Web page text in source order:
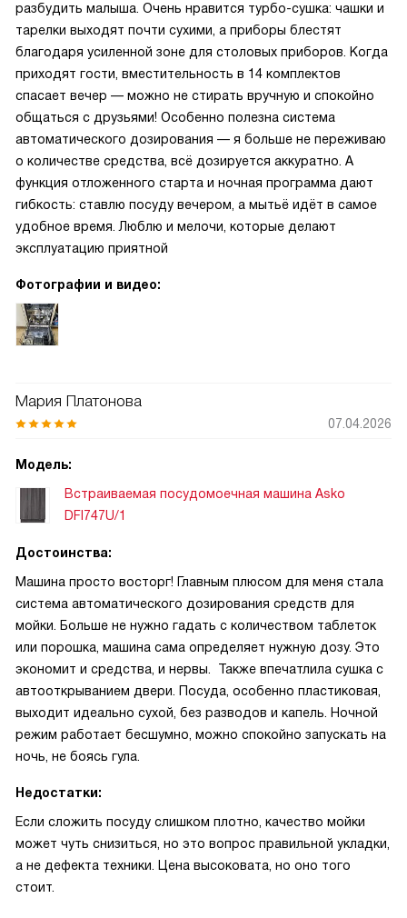
разбудить малыша. Очень нравится турбо-сушка: чашки и
тарелки выходят почти сухими, а приборы блестят
благодаря усиленной зоне для столовых приборов. Когда
приходят гости, вместительность в 14 комплектов
спасает вечер — можно не стирать вручную и спокойно
общаться с друзьями! Особенно полезна система
автоматического дозирования — я больше не переживаю
о количестве средства, всё дозируется аккуратно. А
функция отложенного старта и ночная программа дают
гибкость: ставлю посуду вечером, а мытьё идёт в самое
удобное время. Люблю и мелочи, которые делают
эксплуатацию приятной
Фотографии и видео:
Мария Платонова
07.04.2026
Модель:
Встраиваемая посудомоечная машина Asko
DFI747U/1
Достоинства:
Машина просто восторг! Главным плюсом для меня стала
система автоматического дозирования средств для
мойки. Больше не нужно гадать с количеством таблеток
или порошка, машина сама определяет нужную дозу. Это
экономит и средства, и нервы. Также впечатлила сушка с
автооткрыванием двери. Посуда, особенно пластиковая,
выходит идеально сухой, без разводов и капель. Ночной
режим работает бесшумно, можно спокойно запускать на
ночь, не боясь гула.
Недостатки:
Если сложить посуду слишком плотно, качество мойки
может чуть снизиться, но это вопрос правильной укладки,
а не дефекта техники. Цена высоковата, но оно того
стоит.